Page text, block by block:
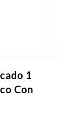
1
Con